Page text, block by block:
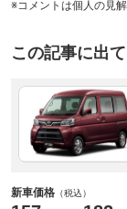
※コメントは個人の見
この記事に出
新車価格 （税込）